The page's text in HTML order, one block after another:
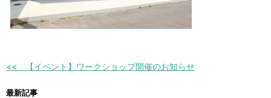
【イベント】ワークショップ開催のお知らせ
最新記事